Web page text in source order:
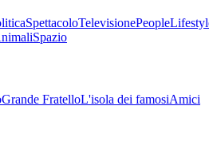
SpettacoloTelevisionePeople
Spazio
Grande FratelloL'isola dei famosiAmici